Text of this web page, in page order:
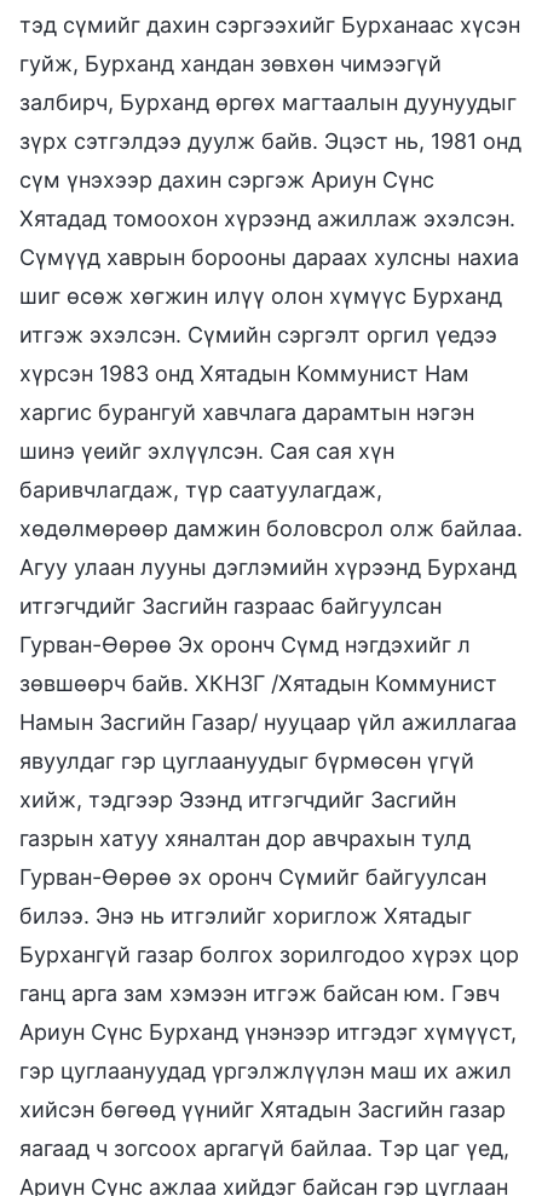
тэд сүмийг дахин сэргээхийг Бурханаас хүсэн
гуйж, Бурханд хандан зөвхөн чимээгүй
залбирч, Бурханд өргөх магтаалын дуунуудыг
зүрх сэтгэлдээ дуулж байв. Эцэст нь, 1981 онд
сүм үнэхээр дахин сэргэж Ариун Сүнс
Хятадад томоохон хүрээнд ажиллаж эхэлсэн.
Сүмүүд хаврын борооны дараах хулсны нахиа
шиг өсөж хөгжин илүү олон хүмүүс Бурханд
итгэж эхэлсэн. Сүмийн сэргэлт оргил үедээ
хүрсэн 1983 онд Хятадын Коммунист Нам
харгис бурангуй хавчлага дарамтын нэгэн
шинэ үеийг эхлүүлсэн. Сая сая хүн
баривчлагдаж, түр саатуулагдаж,
хөдөлмөрөөр дамжин боловсрол олж байлаа.
Агуу улаан лууны дэглэмийн хүрээнд Бурханд
итгэгчдийг Засгийн газраас байгуулсан
Гурван-Өөрөө Эх оронч Сүмд нэгдэхийг л
зөвшөөрч байв. ХКНЗГ /Хятадын Коммунист
Намын Засгийн Газар/ нууцаар үйл ажиллагаа
явуулдаг гэр цуглаануудыг бүрмөсөн үгүй
хийж, тэдгээр Эзэнд итгэгчдийг Засгийн
газрын хатуу хяналтан дор авчрахын тулд
Гурван-Өөрөө эх оронч Сүмийг байгуулсан
билээ. Энэ нь итгэлийг хориглож Хятадыг
Бурхангүй газар болгох зорилгодоо хүрэх цор
ганц арга зам хэмээн итгэж байсан юм. Гэвч
Ариун Сүнс Бурханд үнэнээр итгэдэг хүмүүст,
гэр цуглаануудад үргэлжлүүлэн маш их ажил
хийсэн бөгөөд үүнийг Хятадын Засгийн газар
яагаад ч зогсоох аргагүй байлаа. Тэр цаг үед,
Ариун Сүнс ажлаа хийдэг байсан гэр цуглаан